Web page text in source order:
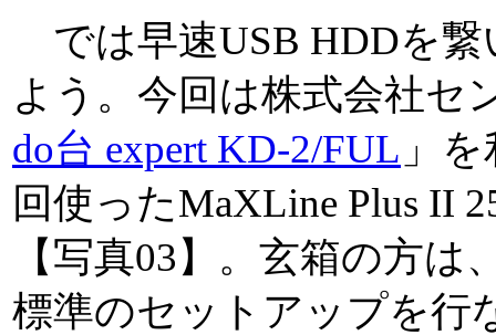
では早速USB HDDを
よう。今回は株式会社セ
do台 expert KD-2/FUL 」
回使ったMaXLine Plus II
【写真03】。玄箱の方は
標準のセットアップを行